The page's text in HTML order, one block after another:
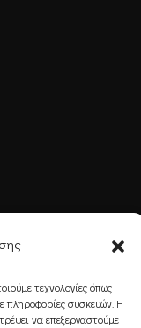
τεχνολογίες όπως
συσκευών. Η
να επεξεργαστούμε